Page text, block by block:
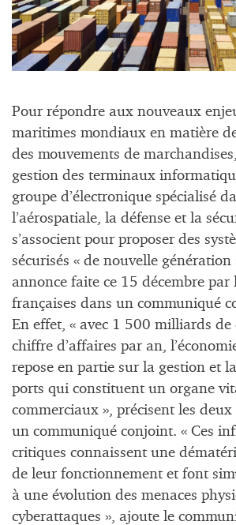
Pour répondre aux nouveaux
maritimes mondiaux en matière
des mouvements de
gestion des terminaux
groupe d’électronique spécialisé
l’aérospatiale, la défense et la
s’associent pour proposer des
sécurisés « de nouvelle génération
annonce faite ce 15 décembre par
françaises dans un communiqué
En effet, « avec 1 500 milliards de
chiffre d’affaires par an,
repose en partie sur la gestion et
ports qui constituent un organe
commerciaux », précisent les deux
un communiqué conjoint. « Ces
critiques connaissent une
de leur fonctionnement et font
à une évolution des menaces
cyberattaques », ajoute le